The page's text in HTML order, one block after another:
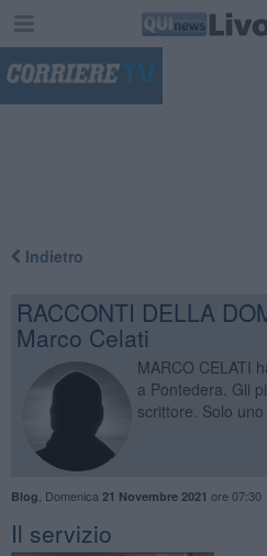
Indietro
RACCONTI DELLA
Marco Celati
MARCO CELATI
a Pontedera. Gli
scrittore. Solo uno
Blog Domenica 21 Novembre 2021 ore 07:30
Il servizio